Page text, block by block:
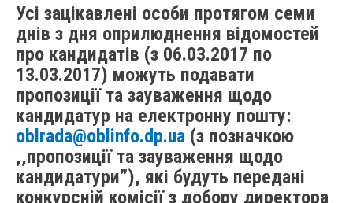
Усі зацікавлені особи протягом семи
днів з дня оприлюднення відомостей
про кандидатів (з 06.03.2017 по
13.03.2017) можуть подавати
пропозиції та зауваження щодо
кандидатур на електронну пошту:
oblrada@oblinfo.dp.ua (з позначкою
,,пропозиції та зауваження щодо
кандидатури”), які будуть передані
конкурсній комісії з добору директора